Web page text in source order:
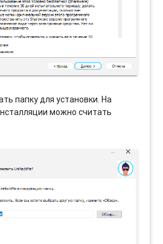
папку для установки. На
можно считать